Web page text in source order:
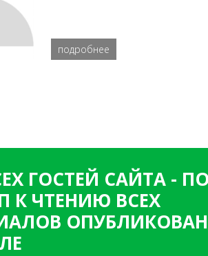
подробнее
ГОСТЕЙ САЙТА -
К ЧТЕНИЮ ВСЕХ